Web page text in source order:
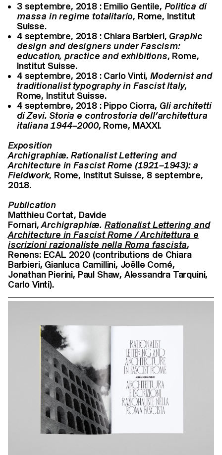
3 septembre, 2018 : Emilio Gentile, Politica di
massa in regime totalitario, Rome, Institut
Suisse.
4 septembre, 2018 : Chiara Barbieri, Graphic
design and designers under Fascism:
education, practice and exhibitions, Rome,
Institut Suisse.
4 septembre, 2018 : Carlo Vinti,Modernist and
traditionalist typography in Fascist Italy,
Rome, Institut Suisse.
4 septembre, 2018 : Pippo Ciorra, Gli architetti
di Zevi. Storia e controstoria dell’architettura
italiana 1944–2000, Rome, MAXXI.
Exposition
Archigraphiæ. Rationalist Lettering and
Architecture in Fascist Rome (1921–1943): a
Fieldwork, Rome, Institut Suisse, 8 septembre,
2018.
Publication
Matthieu Cortat, Davide
Fornari,Archigraphiæ. Rationalist Lettering and
Architecture in Fascist Rome / Architettura e
iscrizioni razionaliste nella Roma fascista,
Renens: ECAL 2020 (contributions de Chiara
Barbieri, Gianluca Camillini, Joëlle Comé,
Jonathan Pierini, Paul Shaw, Alessandra Tarquini,
Carlo Vinti).